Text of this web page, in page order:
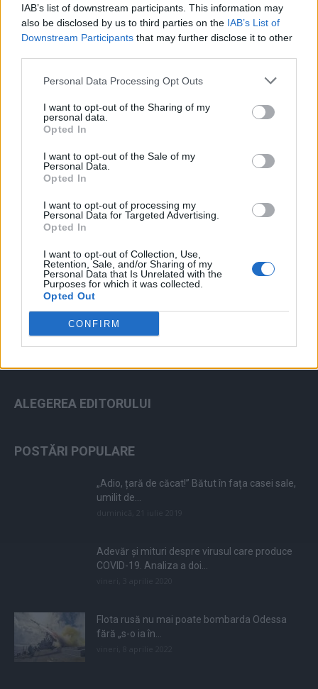
IAB’s list of downstream participants. This information may
also be disclosed by us to third parties on the IAB’s List of
Downstream Participants that may further disclose it to other
Personal Data Processing Opt Outs
I want to opt-out of the Sharing of my
personal data.
Opted In
I want to opt-out of the Sale of my
Personal Data.
Opted In
I want to opt-out of processing my
Personal Data for Targeted Advertising.
Opted In
I want to opt-out of Collection, Use,
Retention, Sale, and/or Sharing of my
Personal Data that Is Unrelated with the
Purposes for which it was collected.
Opted Out
CONFIRM
România pe Primul Loc (Ponta)
Altul
Arată rezultatele
Arhiva sondajelor
ad
ALEGEREA EDITORULUI
POSTĂRI POPULARE
„Adio, țară de căcat!” Bătut în fața casei sale,
umilit de...
Adevăr și mituri despre virusul care produce
COVID-19. Analiza a doi...
Flota rusă nu mai poate bombarda Odessa
fără „s-o ia în...